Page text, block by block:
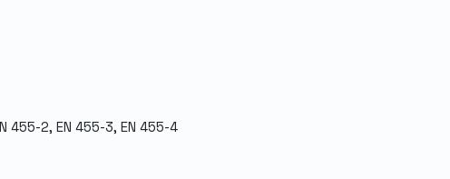
EN 374-5, EN 374-1
455-2, EN 455-3, EN 455-4